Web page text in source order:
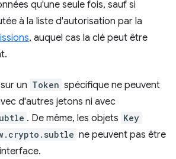
qu'une seule fois, sauf si
à la liste d'autorisation par la
, auquel cas la clé peut être
un Token spécifique ne peuvent
d'autres jetons ni avec
. De même, les objets Key
ne peuvent pas être